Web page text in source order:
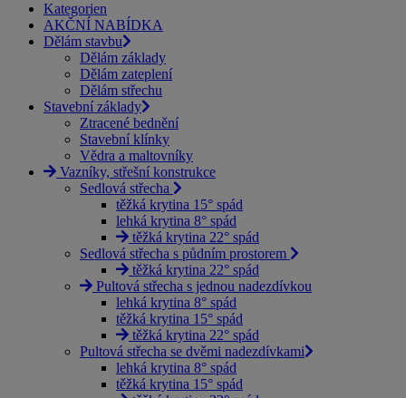
Kategorien
AKČNÍ NABÍDKA
Dělám stavbu
Dělám základy
Dělám zateplení
Dělám střechu
Stavební základy
Ztracené bednění
Stavební klínky
Vědra a maltovníky
Vazníky, střešní konstrukce
Sedlová střecha
těžká krytina 15° spád
lehká krytina 8° spád
těžká krytina 22° spád
Sedlová střecha s půdním prostorem
těžká krytina 22° spád
Pultová střecha s jednou nadezdívkou
lehká krytina 8° spád
těžká krytina 15° spád
těžká krytina 22° spád
Pultová střecha se dvěmi nadezdívkami
lehká krytina 8° spád
těžká krytina 15° spád